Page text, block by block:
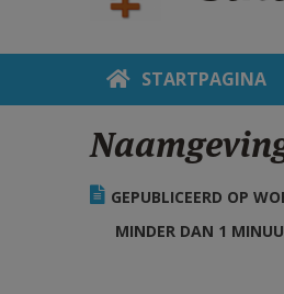
STARTPAGINA
GEPUBLICEERD OP
MINDER DAN 1